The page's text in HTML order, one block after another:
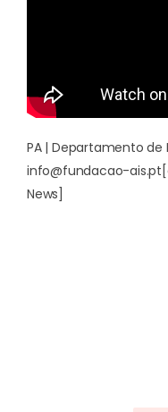
PA | Departamento de
info@fundacao-ais.pt
News]